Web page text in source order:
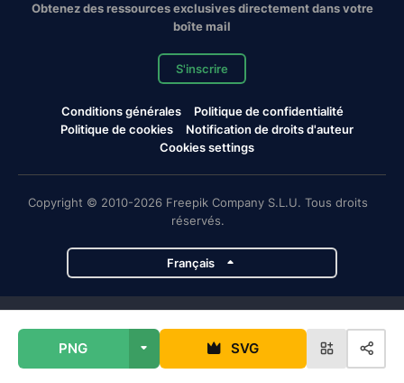
PNG SVG
Obtenez des ressources exclusives directement dans votre
boîte mail
S'inscrire
Conditions générales
Politique de confidentialité
Politique de cookies
Notification de droits d'auteur
Cookies settings
Copyright © 2010-2026 Freepik Company S.L.U. Tous droits
réservés.
Français